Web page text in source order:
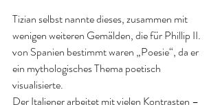
Tizian selbst nannte dieses, zusammen mit
wenigen weiteren Gemälden, die für Phillip II.
von Spanien bestimmt waren „Poesie“, da er
ein mythologisches Thema poetisch
visualisierte.
Der Italiener arbeitet mit vielen Kontrasten –